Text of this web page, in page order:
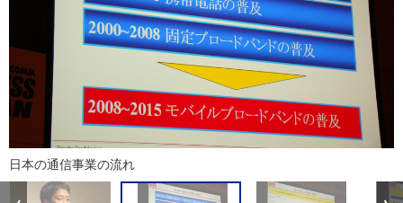
日本の通信事業の流れ